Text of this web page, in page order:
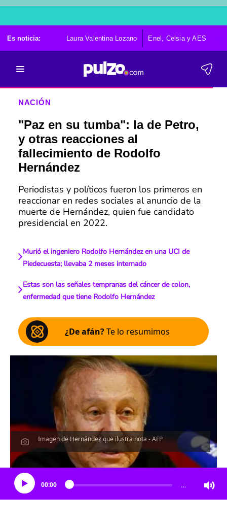
Es noticia: Laura Valentina Lozano Enel, Celsia y AES
NACIÓN
"Paz en su tumba": la de Petro,
y otras reacciones al
fallecimiento de Rodolfo
Hernández
Periodistas y políticos fueron los primeros en
reaccionar en redes sociales al anuncio de la
muerte de Hernández, quien fue candidato
presidencial en 2022.
Murió el ingeniero Rodolfo Hernández en una UCI de
Piedecuesta; llevaba 2 meses internado
Estas son las señales tempranas del cáncer de colon,
enfermedad que tiene Rodolfo Hernández
¿De afán?Te lo resumimos
Imagen de Hernández que ilustra nota - AFP
Escucha el artículo
00:00 …